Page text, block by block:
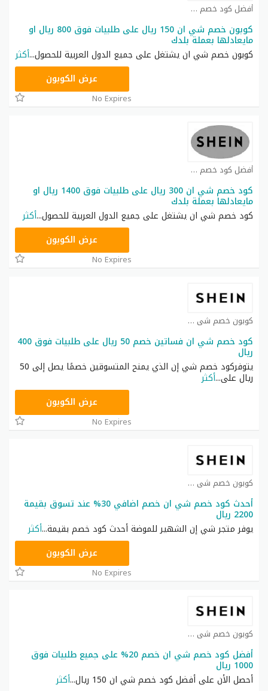
أفضل كود خصم شي ان كوبون
كوبون خصم شي ان 150 ريال على طلبيات فوق 800 ريال او
مايعادلها بعملة بلدك
كوبون خصم شي ان يشتغل على جميع الدول العربية للحصول...أكثر
عرض الكوبون
No Expires
أفضل كود خصم شي ان كوبون
كود خصم شي ان 300 ريال على طلبيات فوق 1400 ريال او
مايعادلها بعملة بلدك
كود خصم شي ان يشتغل على جميع الدول العربية للحصول...أكثر
عرض الكوبون
No Expires
كوبون خصم شي ان كوبون
كود خصم شي ان فساتين خصم 50 ريال على طلبيات فوق 400
ريال
يتوفركود خصم شي إن الذي يمنح المتسوقين خصمًا يصل إلى 50
ريال على...أكثر
عرض الكوبون
No Expires
كوبون خصم شي ان كوبون
أحدث كود خصم شي ان خصم اضافي 30% عند تسوق بقيمة
2200 ريال
يوفر متجر شي إن الشهير للموضة أحدث كود خصم بقيمة...أكثر
عرض الكوبون
No Expires
كوبون خصم شي ان كوبون
أفضل كود خصم شي ان خصم 20% على جميع طلبيات فوق
1000 ريال
أحصل الأن على أفضل كود خصم شي ان 150 ريال
...أكثر